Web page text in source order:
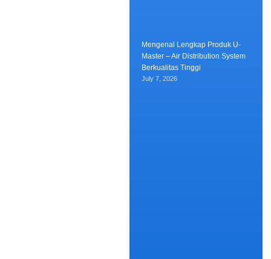
Mengenal Lengkap Produk U-
Master – Air Distribution System
Berkualitas Tinggi
July 7, 2026